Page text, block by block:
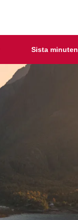
Sista minuten